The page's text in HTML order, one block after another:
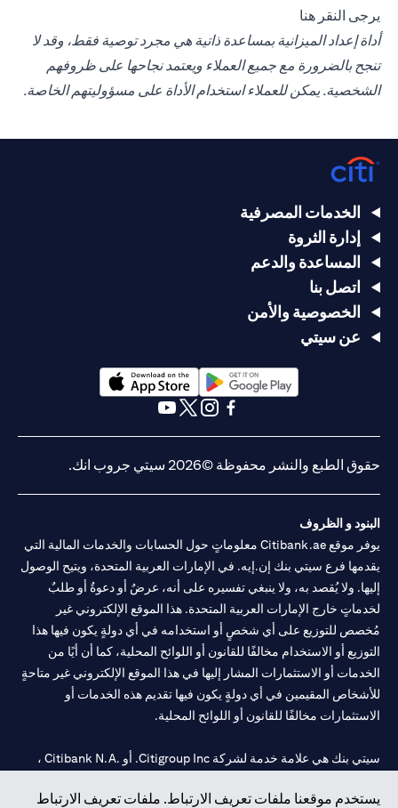
يرجى النقر هنا
أداة إعداد الميزانية بمساعدة ذاتية هي مجرد توصية فقط، وقد لا
تنجح بالضرورة مع جميع العملاء ويعتمد نجاحها على ظروفهم
الشخصية. يمكن للعملاء استخدام الأداة على مسؤوليتهم الخاصة.
يستخدم موقعنا ملفات تعريف الارتباط. ملفات تعريف الارتباط
الخدمات المصرفية
إدارة الثروة
المساعدة والدعم
اتصل بنا
الخصوصية والأمن
عن سيتي
opens in a new tab
opens in a new tab
حقوق الطبع والنشر محفوظة ©2026 سيتي جروب انك.
البنود و الظروف
يوفر موقع Citibank.ae معلوماتٍ حول الحسابات والخدمات المالية التي
يقدمها فرع سيتي بنك إن.إيه. في الإمارات العربية المتحدة، ويتيح الوصول
إليها. ولا يُقصد به، ولا ينبغي تفسيره على أنه، عرضٌ أو دعوةٌ أو طلبٌ
لخدماتٍ خارج الإمارات العربية المتحدة. هذا الموقع الإلكتروني غير
مُخصص للتوزيع على أي شخصٍ أو استخدامه في أي دولةٍ يكون فيها هذا
التوزيع أو الاستخدام مخالفًا للقانون أو اللوائح المحلية، كما أن أيًا من
الخدمات أو الاستثمارات المشار إليها في هذا الموقع الإلكتروني غير متاحةٍ
للأشخاص المقيمين في أي دولةٍ يكون فيها تقديم هذه الخدمات أو
الاستثمارات مخالفًا للقانون أو اللوائح المحلية.
سيتي بنك هي علامة خدمة لشركة Citigroup Inc. أو .Citibank N.A ،